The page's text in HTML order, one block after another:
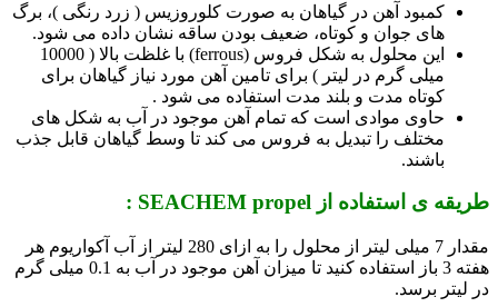
کمبود آهن در گیاهان به صورت کلوروزیس ( زرد رنگی )، برگ
­های جوان و کوتاه، ضعیف بودن ساقه نشان داده می شود.
این محلول به شکل فروس (ferrous
) با غلظت بالا ( 10000
میلی گرم در لیتر ) برای تامین آهن مورد نیاز گیاهان برای
کوتاه مدت و بلند مدت استفاده می شود .
حاوی موادی است که تمام آهن موجود در آب به شکل­ های
مختلف را تبدیل به فروس می­ کند تا وسط گیاهان قابل جذب
باشند.
طریقه ی استفاده از SEACHEM propel :
مقدار 7 میلی لیتر از محلول را به ازای 280 لیتر از آب آکواریوم هر
هفته 3 باز استفاده کنید تا میزان آهن موجود در آب به 0.1 میلی گرم
در لیتر برسد.